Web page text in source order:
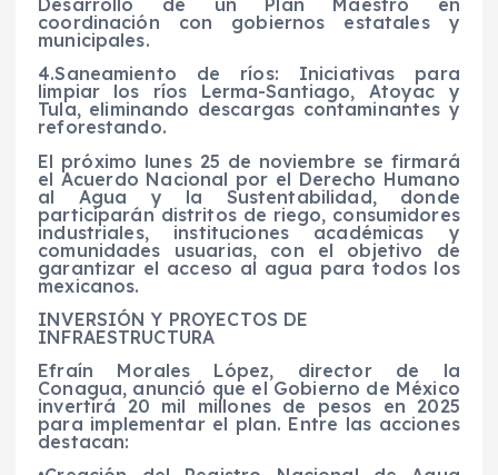
Desarrollo de un Plan Maestro en
coordinación con gobiernos estatales y
municipales.
4.Saneamiento de ríos: Iniciativas para
limpiar los ríos Lerma-Santiago, Atoyac y
Tula, eliminando descargas contaminantes y
reforestando.
El próximo lunes 25 de noviembre se firmará
el Acuerdo Nacional por el Derecho Humano
al Agua y la Sustentabilidad, donde
participarán distritos de riego, consumidores
industriales, instituciones académicas y
comunidades usuarias, con el objetivo de
garantizar el acceso al agua para todos los
mexicanos.
INVERSIÓN Y PROYECTOS DE
INFRAESTRUCTURA
Efraín Morales López, director de la
Conagua, anunció que el Gobierno de México
invertirá 20 mil millones de pesos en 2025
para implementar el plan. Entre las acciones
destacan: